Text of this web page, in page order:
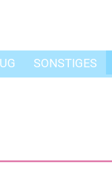
SONSTIGES